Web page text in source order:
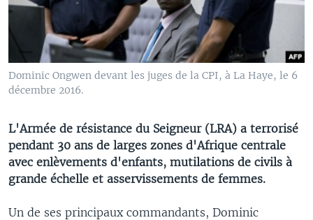
Dominic Ongwen devant les juges de la CPI, à La Haye, le 6
décembre 2016.
L'Armée de résistance du Seigneur (LRA) a terrorisé
pendant 30 ans de larges zones d'Afrique centrale
avec enlèvements d'enfants, mutilations de civils à
grande échelle et asservissements de femmes.
Un de ses principaux commandants, Dominic